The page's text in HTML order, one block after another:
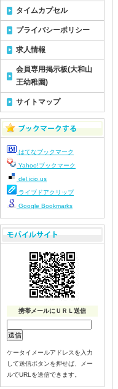
タイムカプセル
プライバシーポリシー
求人情報
会員専用掲示板(大和山
王幼稚園)
サイトマップ
はてなブックマーク
Yahoo!ブックマーク
del.icio.us
ライブドアクリップ
Google Bookmarks
携帯メールにＵＲＬ送信
ケータイメールアドレスを入力
して送信ボタンを押せば、メー
ルでURLを送信できます。